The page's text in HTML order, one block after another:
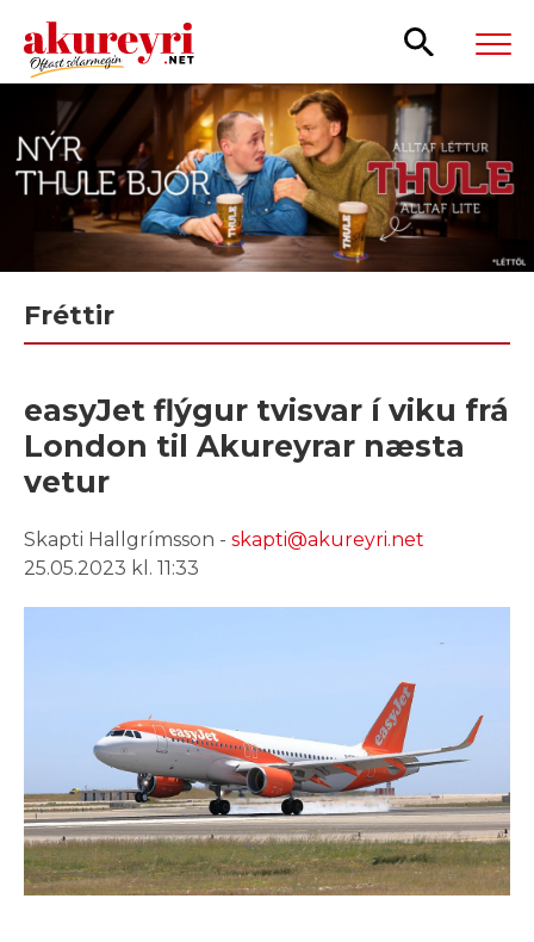
Leita
Fréttir
easyJet flýgur tvisvar í viku frá
London til Akureyrar næsta
vetur
Skapti Hallgrímsson - skapti@akureyri.net
25.05.2023 kl. 11:33